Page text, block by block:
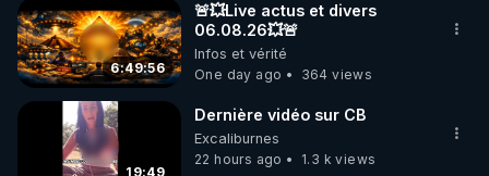
6:49:56
🚨💥Live actus et divers
06.08.26💥🚨
Infos et vérité
One day ago
364 views
19:49
Dernière vidéo sur CB
Excaliburnes
22 hours ago
1.3 k views